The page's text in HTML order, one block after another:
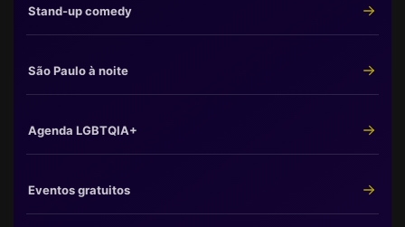
Stand-up comedy
São Paulo à noite
Agenda LGBTQIA+
Eventos gratuitos